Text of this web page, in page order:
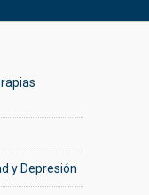
y Depresión